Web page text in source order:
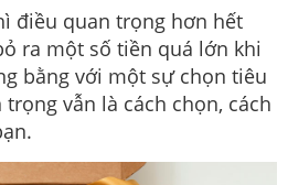
điều quan trọng hơn hết
ra một số tiền quá lớn khi
bằng với một sự chọn tiêu
vẫn là cách chọn, cách